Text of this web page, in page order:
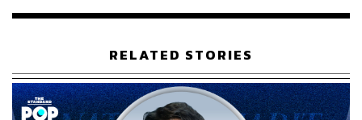
ภาพยนตร์The Handmaiden(2016)
RELATED STORIES